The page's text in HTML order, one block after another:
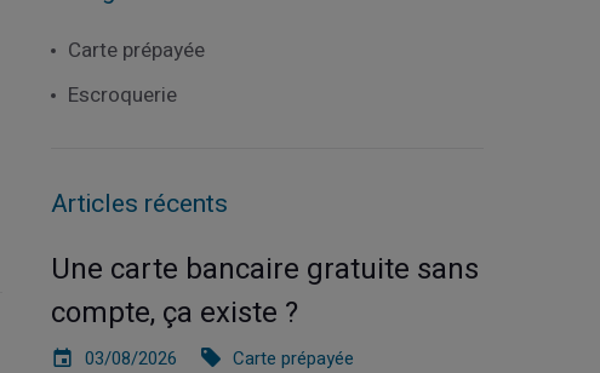
Carte prépayée
Escroquerie
Articles récents
Une carte bancaire gratuite sans
compte, ça existe ?
03/08/2026 Carte prépayée